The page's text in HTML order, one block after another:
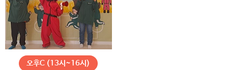
오후C (13시~16시)